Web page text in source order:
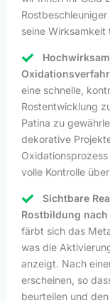
seine Wirksamkeit
eine schnelle,
Rostentwicklung
Patina zu
dekorative
volle Kontrolle
Sichtbare
Rostbildung
färbt sich das
was die
anzeigt. Nach
erscheinen, so
beurteilen und